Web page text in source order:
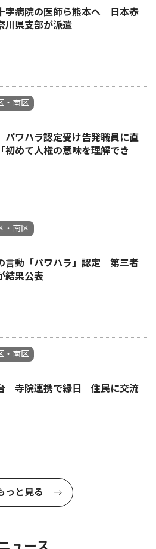
字病院の医師ら熊本へ 日本赤
川県支部が派遣
・南区
パワハラ認定受け告発職員に直
めて人権の意味を理解でき
・南区
言動「パワハラ」認定 第三者
結果公表
・南区
寺院連携で縁日 住民に交流
っと見る